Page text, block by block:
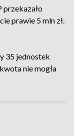
przekazało
prawie 5 mln zł.
35 jednostek
nie mogła